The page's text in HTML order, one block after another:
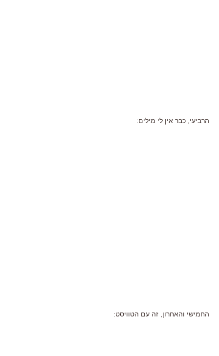
הרביעי, כבר אין לי מילים:
החמישי והאחרון, זה עם הטוויסט: